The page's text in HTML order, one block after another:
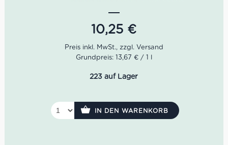
nachhaltige Bewirtschaftungsmethoden, die den
Weinanbau umweltfreundlich gestalten. Die Trauben
werden selektiv von Hand gelesen, um höchste Qualität
zu gewährleisten.
Eigenschaften vom Primo Bianco Vermentino di
Helles gelb mit grasigen Reflexen.
sardischem Sommer, Sonne und Meer. Eine leichte
Note von blühendem Ginster.
Geschmack:Trocken mit einem Hauch von
10,25 €
Grundpreis: 13,67 € / 1 l
223 auf Lager
IN DEN WARENKORB